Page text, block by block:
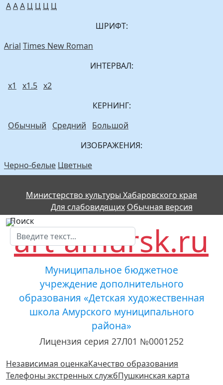
AAA Ц Ц Ц Ц
ШРИФТ:
Arial Times New Roman
ИНТЕРВАЛ:
х1
х1.5 х2
КЕРНИНГ:
Обычный
Средний
Большой
ИЗОБРАЖЕНИЯ:
Черно-белые Цветные
Министерство культуры Хабаровского края
Для слабовидящих Обычная версия
Поиск
Муниципальное бюджетное
учреждение дополнительного
образования «Детская художественная
школа Амурского муниципального
района»
Лицензия серия 27Л01 №0001252
Независимая оценкаКачество образования
Телефоны экстренных службПушкинская карта